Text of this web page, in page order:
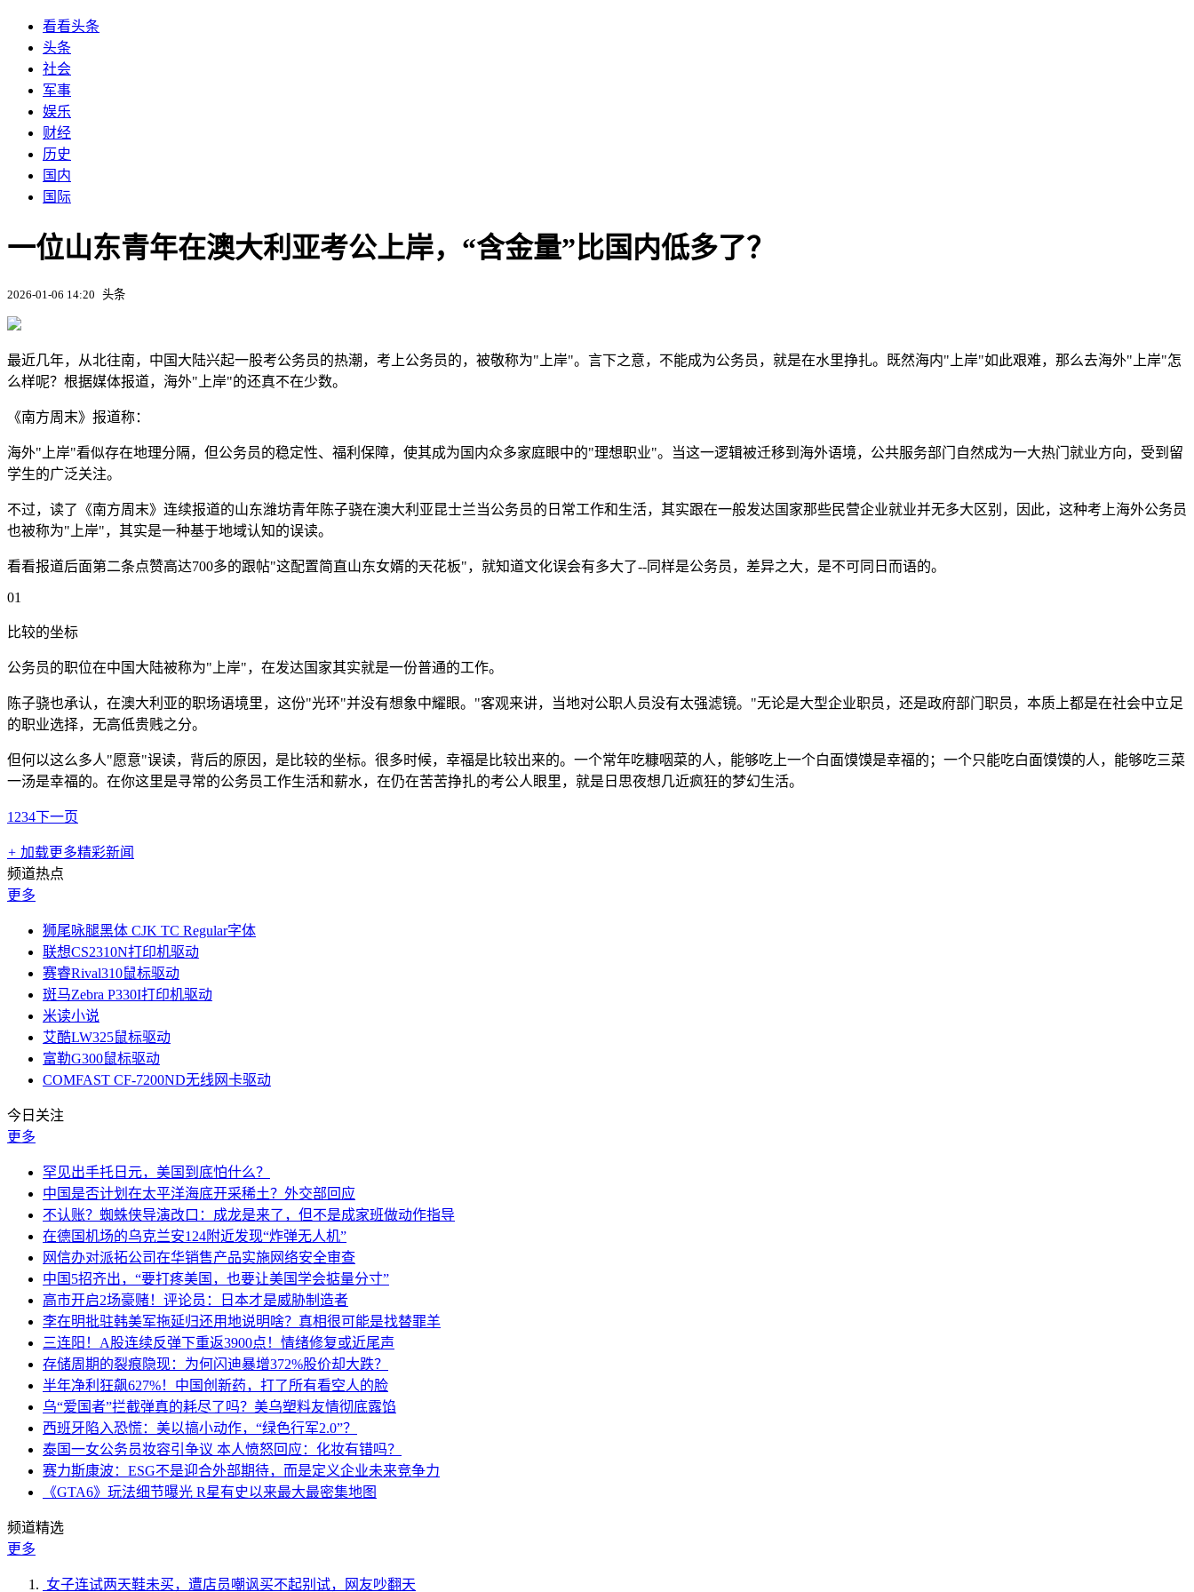
看看头条
头条
社会
军事
娱乐
财经
历史
国内
国际
一位山东青年在澳大利亚考公上岸，“含金量”比国内低多了？
2026-01-06 14:20 头条
最近几年，从北往南，中国大陆兴起一股考公务员的热潮，考上公务员的，被敬称为"上岸"。言下之意，不能成为公务员，就是在水里挣扎。既然海内"上岸"如此艰难，那么去海外"上岸"怎
么样呢？根据媒体报道，海外"上岸"的还真不在少数。
《南方周末》报道称：
海外"上岸"看似存在地理分隔，但公务员的稳定性、福利保障，使其成为国内众多家庭眼中的"理想职业"。当这一逻辑被迁移到海外语境，公共服务部门自然成为一大热门就业方向，受到留
学生的广泛关注。
不过，读了《南方周末》连续报道的山东潍坊青年陈子骁在澳大利亚昆士兰当公务员的日常工作和生活，其实跟在一般发达国家那些民营企业就业并无多大区别，因此，这种考上海外公务员
也被称为"上岸"，其实是一种基于地域认知的误读。
看看报道后面第二条点赞高达700多的跟帖"这配置简直山东女婿的天花板"，就知道文化误会有多大了--同样是公务员，差异之大，是不可同日而语的。
01
比较的坐标
公务员的职位在中国大陆被称为"上岸"，在发达国家其实就是一份普通的工作。
陈子骁也承认，在澳大利亚的职场语境里，这份"光环"并没有想象中耀眼。"客观来讲，当地对公职人员没有太强滤镜。"无论是大型企业职员，还是政府部门职员，本质上都是在社会中立足
的职业选择，无高低贵贱之分。
但何以这么多人"愿意"误读，背后的原因，是比较的坐标。很多时候，幸福是比较出来的。一个常年吃糠咽菜的人，能够吃上一个白面馍馍是幸福的；一个只能吃白面馍馍的人，能够吃三菜
一汤是幸福的。在你这里是寻常的公务员工作生活和薪水，在仍在苦苦挣扎的考公人眼里，就是日思夜想几近疯狂的梦幻生活。
1 234下一页
+ 加载更多精彩新闻
频道热点
更多
狮尾咏腿黑体 CJK TC Regular字体
联想CS2310N打印机驱动
赛睿Rival310鼠标驱动
斑马Zebra P330I打印机驱动
米读小说
艾酷LW325鼠标驱动
富勒G300鼠标驱动
COMFAST CF-7200ND无线网卡驱动
今日关注
更多
罕见出手托日元，美国到底怕什么？
中国是否计划在太平洋海底开采稀土？外交部回应
不认账？蜘蛛侠导演改口：成龙是来了，但不是成家班做动作指导
在德国机场的乌克兰安124附近发现“炸弹无人机”
网信办对派拓公司在华销售产品实施网络安全审查
中国5招齐出，“要打疼美国，也要让美国学会掂量分寸”
高市开启2场豪赌！评论员：日本才是威胁制造者
李在明批驻韩美军拖延归还用地说明啥？真相很可能是找替罪羊
三连阳！A股连续反弹下重返3900点！情绪修复或近尾声
存储周期的裂痕隐现：为何闪迪暴增372%股价却大跌？
半年净利狂飙627%！中国创新药，打了所有看空人的脸
乌“爱国者”拦截弹真的耗尽了吗？美乌塑料友情彻底露馅
西班牙陷入恐慌：美以搞小动作，“绿色行军2.0”？
泰国一女公务员妆容引争议 本人愤怒回应：化妆有错吗？
赛力斯康波：ESG不是迎合外部期待，而是定义企业未来竞争力
《GTA6》玩法细节曝光 R星有史以来最大最密集地图
频道精选
更多
女子连试两天鞋未买，遭店员嘲讽买不起别试，网友吵翻天